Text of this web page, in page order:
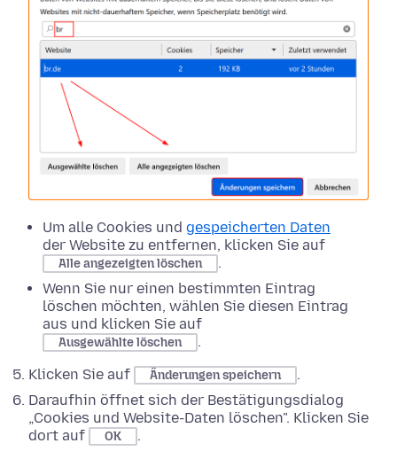
Um alle Cookies und gespeicherten Daten
der Website zu entfernen, klicken Sie auf
Alle angezeigten löschen
.
Wenn Sie nur einen bestimmten Eintrag
löschen möchten, wählen Sie diesen Eintrag
aus und klicken Sie auf
Ausgewählte löschen
.
Klicken Sie auf
Änderungen speichern
.
Daraufhin öffnet sich der Bestätigungsdialog
„Cookies und Website-Daten löschen". Klicken Sie
dort auf
OK
.